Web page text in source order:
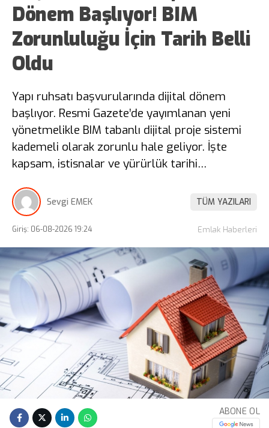
Dönem Başlıyor! BIM
Zorunluluğu İçin Tarih Belli
Oldu
Yapı ruhsatı başvurularında dijital dönem
başlıyor. Resmi Gazete’de yayımlanan yeni
yönetmelikle BIM tabanlı dijital proje sistemi
kademeli olarak zorunlu hale geliyor. İşte
kapsam, istisnalar ve yürürlük tarihi…
Sevgi EMEK TÜM YAZILARI
Giriş: 06-08-2026 19:24 Emlak Haberleri
ABONE OL